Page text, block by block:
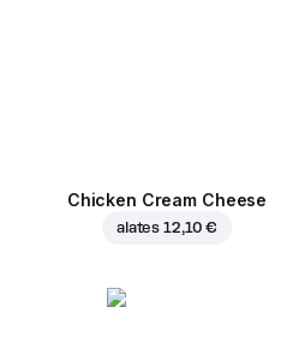
Chicken Cream Cheese
alates 12,10 €